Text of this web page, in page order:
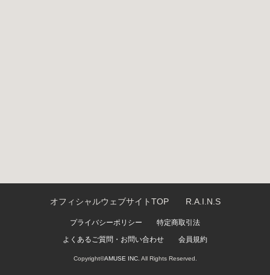
オフィシャルウェブサイトTOP R.A.I.N.S
プライバシーポリシー
特定商取引法
よくあるご質問・お問い合わせ
会員規約
Copyright©AMUSE INC. All Rights Reserved.